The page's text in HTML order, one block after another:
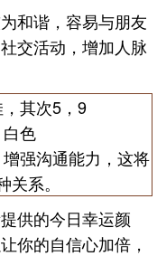
和谐，容易与朋友
交活动，增加人脉
其次5，9
色
强沟通能力，这将
系。
供的今日幸运颜
你的自信心加倍，